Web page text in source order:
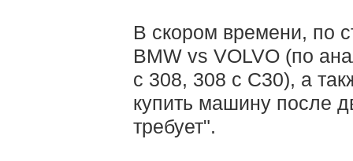
В скором времени, по
BMW vs VOLVO (по
с 308, 308 с С30), а
купить машину после
требует".